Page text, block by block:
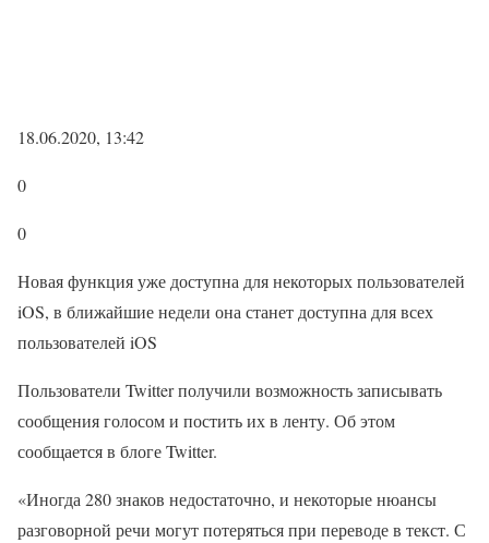
18.06.2020, 13:42
0
0
Новая функция уже доступна для некоторых пользователей
iOS, в ближайшие недели она станет доступна для всех
пользователей iOS
Пользователи Twitter получили возможность записывать
сообщения голосом и постить их в ленту. Об этом
сообщается в блоге Twitter.
«Иногда 280 знаков недостаточно, и некоторые нюансы
разговорной речи могут потеряться при переводе в текст. С